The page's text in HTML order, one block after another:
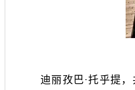
迪丽孜巴·托乎提